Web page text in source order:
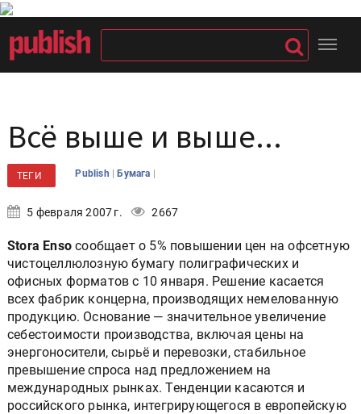
Всё выше и выше...
ТЕГИ Publish |Бумага |
5 февраля 2007 г. 2667
Stora Enso сообщает о 5% повышении цен на офсетную
чистоцеллюлозную бумагу полиграфических и
офисных форматов с 10 января. Решение касается
всех фабрик концерна, производящих немелованную
продукцию. Основание — значительное увеличение
себестоимости производства, включая цены на
энергоносители, сырьё и перевозки, стабильное
превышение спроса над предложением на
международных рынках. Тенденции касаются и
российского рынка, интегрирующегося в европейскую